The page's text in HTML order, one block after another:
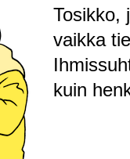
Tosikko,
vaikka
kuin